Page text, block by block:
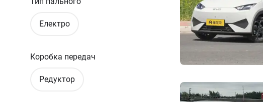
Електро
Коробка передач
Редуктор